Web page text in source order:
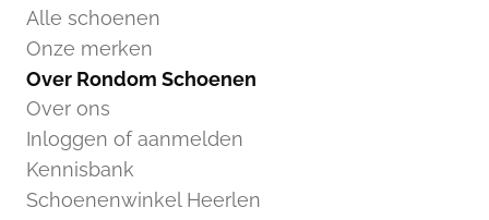
Alle schoenen
Onze merken
Over Rondom Schoenen
Over ons
Inloggen of aanmelden
Kennisbank
Schoenenwinkel Heerlen